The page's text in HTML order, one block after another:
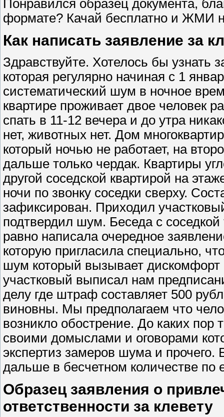
Понравился образец документа,
формате? Качай бесплатно и ЖМИ
Как написать заявление за
Здравствуйте. Хотелось бы узнать
которая регулярно начиная с 1
систематический шум в ночное
квартире проживает двое человек
спать в 11-12 вечера и до утра
нет, животных нет. Дом
который ночью не работает, на
дальше только чердак. Квартиры
другой соседской квартирой на
ночи по звонку соседки сверху.
зафиксирован. Приходил
подтвердил шум. Беседа с
равно написала очередное
которую пригласила специально,
шум который вызывает
участковый выписал нам
делу где штраф составляет 500
виновны. Мы предполагаем что
возникло обострение. До каких пор
своими домыслами и оговорами
экспертиз замеров шума и прочего.
дальше в бесчетном количестве по
Образец заявления о
ответственности за клевету